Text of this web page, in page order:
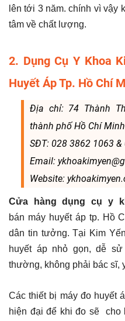
lên tới 3 năm. chính vì vậy
tâm về chất lượng.
2. Dụng Cụ Y Khoa
Huyết Áp Tp. Hồ Chí
Địa chỉ: 74 Thành
thành phố Hồ Chí
SĐT: 028 3862 1063
Email:
Website:
Cửa hàng dụng cụ y
bán máy huyết áp tp. Hồ
dân tin tưởng. Tại Kim
huyết áp nhỏ gọn, dễ
thường, không phải bác sĩ,
Các thiết bị máy đo huyết
hiện đại để khi đo sẽ cho